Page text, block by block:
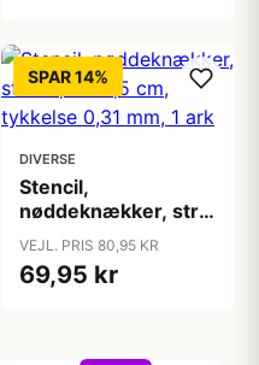
SPAR 14%
DIVERSE
Stencil,
nøddeknækker, str.
30,5x30,5 cm,
tykkelse 0,31 mm, 1
ark
VEJL. PRIS 80,95 KR
69,95 kr